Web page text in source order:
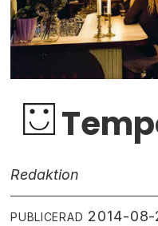
Redaktion
PUBLICERAD 2014-